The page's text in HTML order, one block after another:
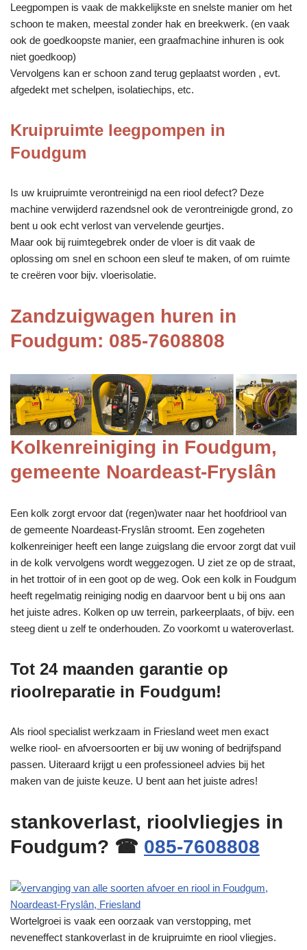
Leegpompen is vaak de makkelijkste en snelste manier om het
schoon te maken, meestal zonder hak en breekwerk. (en vaak
ook de goedkoopste manier, een graafmachine inhuren is ook
niet goedkoop)
Vervolgens kan er schoon zand terug geplaatst worden , evt.
afgedekt met schelpen, isolatiechips, etc.
Kruipruimte leegpompen in
Foudgum
Is uw kruipruimte verontreinigd na een riool defect? Deze
machine verwijderd razendsnel ook de verontreinigde grond, zo
bent u ook echt verlost van vervelende geurtjes.
Maar ook bij ruimtegebrek onder de vloer is dit vaak de
oplossing om snel en schoon een sleuf te maken, of om ruimte
te creëren voor bijv. vloerisolatie.
Zandzuigwagen huren in
Foudgum: 085-7608808
Kolkenreiniging in Foudgum,
gemeente Noardeast-Fryslân
Een kolk zorgt ervoor dat (regen)water naar het hoofdriool van
de gemeente Noardeast-Fryslân stroomt. Een zogeheten
kolkenreiniger heeft een lange zuigslang die ervoor zorgt dat vuil
in de kolk vervolgens wordt weggezogen. U ziet ze op de straat,
in het trottoir of in een goot op de weg. Ook een kolk in Foudgum
heeft regelmatig reiniging nodig en daarvoor bent u bij ons aan
het juiste adres. Kolken op uw terrein, parkeerplaats, of bijv. een
steeg dient u zelf te onderhouden. Zo voorkomt u wateroverlast.
Tot 24 maanden garantie op
rioolreparatie in Foudgum!
Als riool specialist werkzaam in Friesland weet men exact
welke riool- en afvoersoorten er bij uw woning of bedrijfspand
passen. Uiteraard krijgt u een professioneel advies bij het
maken van de juiste keuze. U bent aan het juiste adres!
stankoverlast, rioolvliegjes in
Foudgum? ☎ 085-7608808
Wortelgroei is vaak een oorzaak van verstopping, met
neveneffect stankoverlast in de kruipruimte en riool vliegjes.